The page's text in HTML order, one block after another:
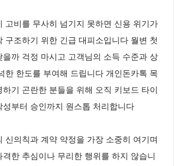
고비를 무사히 넘기지 못하면 신용 위기가
구조하기 위한 긴급 대피소입니다 월변 첫
까 걱정 마시고 고객님의 소득 수준과 상
한 한도를 부여해 드립니다 개인돈카톡 목
기 곤란한 분들을 위해 오직 키보드 타이
부터 승인까지 원스톱 처리합니다
신의칙과 계약 약정을 가장 소중히 여기며
한 추심이나 무리한 행위를 하지 않습니